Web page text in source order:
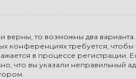
то возможны два
конференциях требуется,
в процессе
что вы указали неправильный